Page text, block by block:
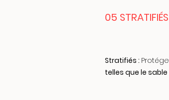
05
Stratifiés :
telles que le